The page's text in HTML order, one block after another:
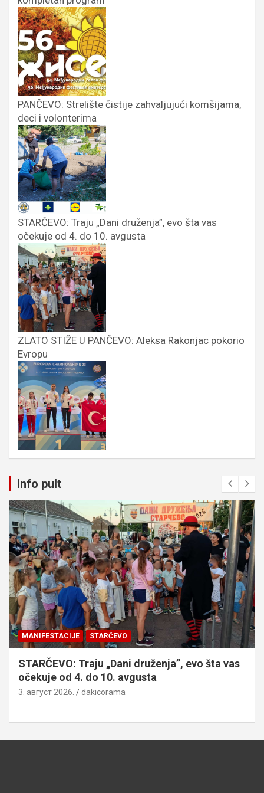
PANČEVO: Strelište čistije zahvaljujući komšijama,
deci i volonterima
STARČEVO: Traju „Dani druženja”, evo šta vas
očekuje od 4. do 10. avgusta
ZLATO STIŽE U PANČEVO: Aleksa Rakonjac pokorio
Evropu
Info pult
MANIFESTACIJE STARČEVO
STARČEVO: Traju „Dani druženja”, evo šta vas
očekuje od 4. do 10. avgusta
3. август 2026. dakicorama